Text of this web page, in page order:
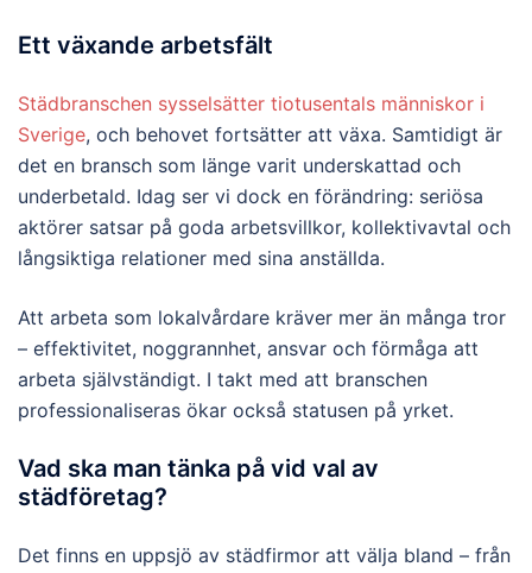
Ett växande arbetsfält
Städbranschen sysselsätter tiotusentals människor i
Sverige, och behovet fortsätter att växa. Samtidigt är
det en bransch som länge varit underskattad och
underbetald. Idag ser vi dock en förändring: seriösa
aktörer satsar på goda arbetsvillkor, kollektivavtal och
långsiktiga relationer med sina anställda.
Att arbeta som lokalvårdare kräver mer än många tror
– effektivitet, noggrannhet, ansvar och förmåga att
arbeta självständigt. I takt med att branschen
professionaliseras ökar också statusen på yrket.
Vad ska man tänka på vid val av
städföretag?
Det finns en uppsjö av städfirmor att välja bland – från